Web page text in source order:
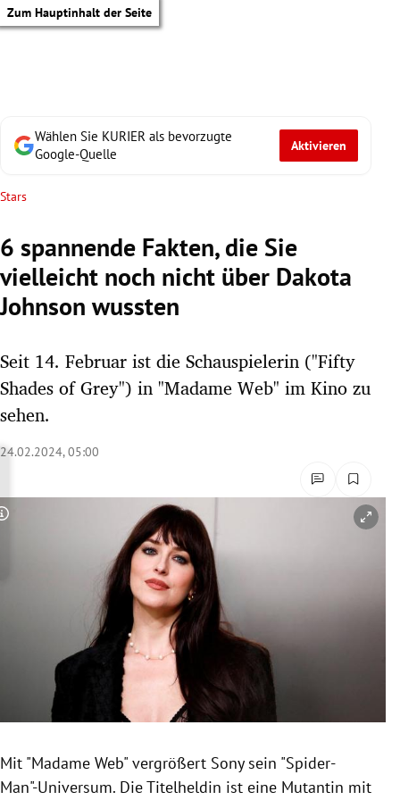
Zum Hauptinhalt der Seite
Untermenü
Untermenü
Untermenü
Untermenü
Untermenü
Untermenü
Untermenü
Wählen Sie KURIER als bevorzugte
Google-Quelle
Aktivieren
Stars
6 spannende Fakten, die Sie
vielleicht noch nicht über Dakota
Johnson wussten
Seit 14. Februar ist die Schauspielerin ("Fifty
Shades of Grey") in "Madame Web" im Kino zu
sehen.
24.02.2024, 05:00
Copyright-Hinweis öffnen/schließen
Mit "Madame Web" vergrößert Sony sein "Spider-
Man"-Universum. Die Titelheldin ist eine Mutantin mit